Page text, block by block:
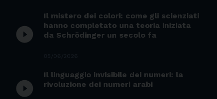
play_circle_filled
Il mistero dei colori: come gli scienziati
hanno completato una teoria iniziata
da Schrödinger un secolo fa
play_circle_filled
Il linguaggio invisibile dei numeri: la
rivoluzione dei numeri arabi